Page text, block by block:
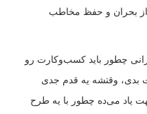
از بحران و حفظ مخاطب
چطور باید کسب‌وکارت رو
بدی، وقتشه یه قدم جدی
یاد می‌ده چطور با یه طرح